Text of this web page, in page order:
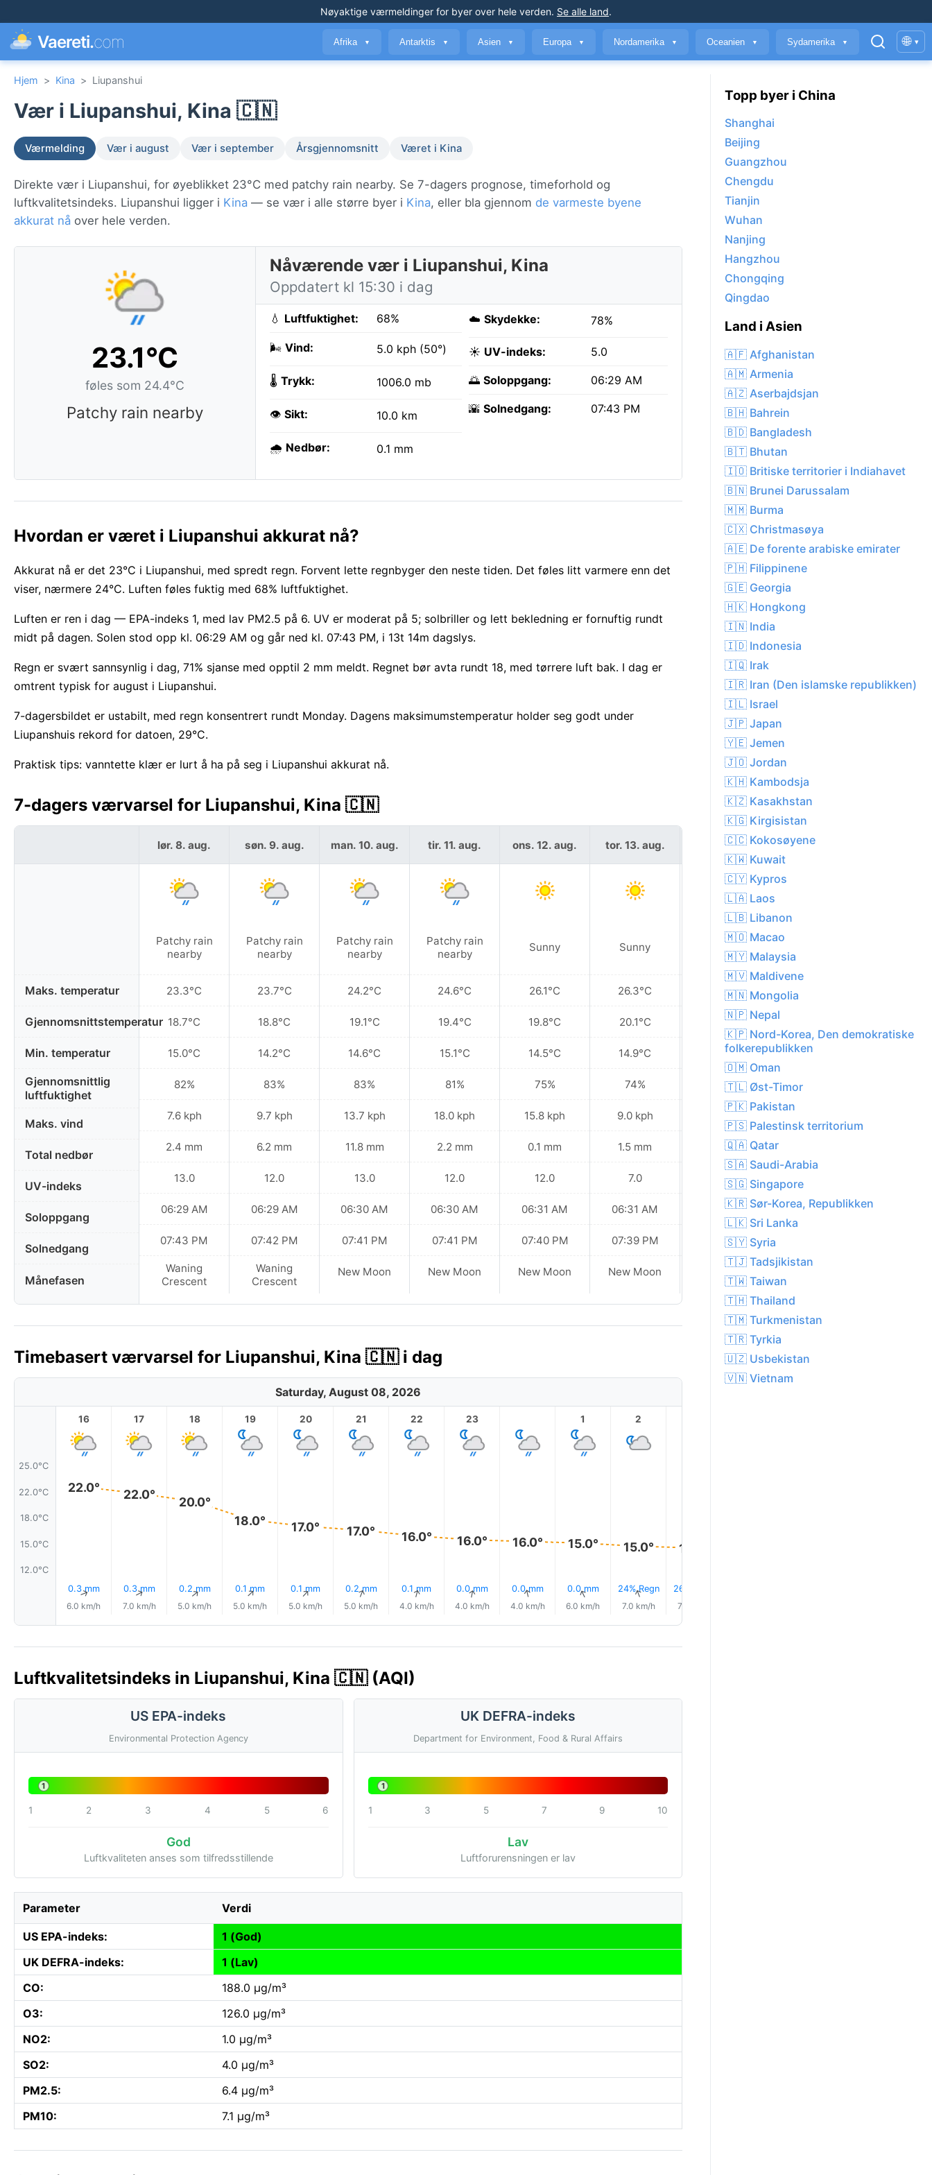
Nøyaktige værmeldinger for byer over hele verden. Se alle land.
Vaereti.com Afrika ▼ Antarktis ▼ Asien ▼ Europa ▼ Nordamerika ▼ Oceanien ▼ Sydamerika ▼ 🌐 ▾
Hjem > Kina > Liupanshui
Vær i Liupanshui, Kina 🇨🇳
Værmelding Vær i august Vær i september Årsgjennomsnitt Været i Kina
Direkte vær i Liupanshui, for øyeblikket 23°C med patchy rain nearby. Se 7-dagers prognose, timeforhold og
luftkvalitetsindeks. Liupanshui ligger i Kina — se vær i alle større byer i Kina, eller bla gjennom de varmeste byene
akkurat nå over hele verden.
23.1°C
føles som 24.4°C
Patchy rain nearby
Nåværende vær i Liupanshui, Kina
Oppdatert kl 15:30 i dag
💧 Luftfuktighet: 68%
🌬️ Vind: 5.0 kph (50°)
🌡️ Trykk: 1006.0 mb
👁️ Sikt: 10.0 km
🌧️ Nedbør: 0.1 mm
☁️ Skydekke: 78%
☀️ UV-indeks: 5.0
🌅 Soloppgang: 06:29 AM
🌇 Solnedgang: 07:43 PM
Hvordan er været i Liupanshui akkurat nå?
Akkurat nå er det 23°C i Liupanshui, med spredt regn. Forvent lette regnbyger den neste tiden. Det føles litt varmere enn det
viser, nærmere 24°C. Luften føles fuktig med 68% luftfuktighet.
Luften er ren i dag — EPA-indeks 1, med lav PM2.5 på 6. UV er moderat på 5; solbriller og lett bekledning er fornuftig rundt
midt på dagen. Solen stod opp kl. 06:29 AM og går ned kl. 07:43 PM, i 13t 14m dagslys.
Regn er svært sannsynlig i dag, 71% sjanse med opptil 2 mm meldt. Regnet bør avta rundt 18, med tørrere luft bak. I dag er
omtrent typisk for august i Liupanshui.
7-dagersbildet er ustabilt, med regn konsentrert rundt Monday. Dagens maksimumstemperatur holder seg godt under
Liupanshuis rekord for datoen, 29°C.
Praktisk tips: vanntette klær er lurt å ha på seg i Liupanshui akkurat nå.
7-dagers værvarsel for Liupanshui, Kina 🇨🇳
Maks. temperatur
Gjennomsnittstemperatur
Min. temperatur
Gjennomsnittlig
luftfuktighet
Maks. vind
Total nedbør
UV-indeks
Soloppgang
Solnedgang
Månefasen
lør. 8. aug.
Patchy rain
nearby
23.3°C
18.7°C
15.0°C
82%
7.6 kph
2.4 mm
13.0
06:29 AM
07:43 PM
Waning
Crescent
søn. 9. aug.
Patchy rain
nearby
23.7°C
18.8°C
14.2°C
83%
9.7 kph
6.2 mm
12.0
06:29 AM
07:42 PM
Waning
Crescent
man. 10. aug.
Patchy rain
nearby
24.2°C
19.1°C
14.6°C
83%
13.7 kph
11.8 mm
13.0
06:30 AM
07:41 PM
New Moon
tir. 11. aug.
Patchy rain
nearby
24.6°C
19.4°C
15.1°C
81%
18.0 kph
2.2 mm
12.0
06:30 AM
07:41 PM
New Moon
ons. 12. aug.
Sunny
26.1°C
19.8°C
14.5°C
75%
15.8 kph
0.1 mm
12.0
06:31 AM
07:40 PM
New Moon
tor. 13. aug.
Sunny
26.3°C
20.1°C
14.9°C
74%
9.0 kph
1.5 mm
7.0
06:31 AM
07:39 PM
New Moon
fre. 14. aug.
Patchy rain
nearby
19.1°C
16.9°C
14.4°C
89%
8.6 kph
9.1 mm
5.0
06:32 AM
07:38 PM
Waxing
Crescent
Timebasert værvarsel for Liupanshui, Kina 🇨🇳 i dag
Saturday, August 08, 2026
25.0°C
22.0°C
18.0°C
15.0°C
12.0°C
16
22.0°
0.3 mm
↑
6.0 km/h
17
22.0°
0.3 mm
↑
7.0 km/h
18
20.0°
0.2 mm
↑
5.0 km/h
19
18.0°
0.1 mm
↑
5.0 km/h
20
17.0°
0.1 mm
↑
5.0 km/h
21
17.0°
0.2 mm
↑
5.0 km/h
22
16.0°
0.1 mm
↑
4.0 km/h
23
16.0°
0.0 mm
↑
4.0 km/h
16.0°
0.0 mm
↑
4.0 km/h
1
15.0°
0.0 mm
↑
6.0 km/h
2
15.0°
24% Regn
↑
7.0 km/h
15.0°
26% Regn
7.0 km/h
Luftkvalitetsindeks in Liupanshui, Kina 🇨🇳 (AQI)
US EPA-indeks
Environmental Protection Agency
1
1 2 3 4 5 6
God
Luftkvaliteten anses som tilfredsstillende
UK DEFRA-indeks
Department for Environment, Food & Rural Affairs
1
1 3 5 7 9 10
Lav
Luftforurensningen er lav
Parameter Verdi
US EPA-indeks:
1 (God)
UK DEFRA-indeks:
1 (Lav)
CO:
188.0 µg/m³
O3:
126.0 µg/m³
NO2:
1.0 µg/m³
SO2:
4.0 µg/m³
PM2.5:
6.4 µg/m³
PM10:
7.1 µg/m³
Topp byer i China
Shanghai
Beijing
Guangzhou
Chengdu
Tianjin
Wuhan
Nanjing
Hangzhou
Chongqing
Qingdao
Land i Asien
🇦🇫 Afghanistan
🇦🇲 Armenia
🇦🇿 Aserbajdsjan
🇧🇭 Bahrein
🇧🇩 Bangladesh
🇧🇹 Bhutan
🇮🇴 Britiske territorier i Indiahavet
🇧🇳 Brunei Darussalam
🇲🇲 Burma
🇨🇽 Christmasøya
🇦🇪 De forente arabiske emirater
🇵🇭 Filippinene
🇬🇪 Georgia
🇭🇰 Hongkong
🇮🇳 India
🇮🇩 Indonesia
🇮🇶 Irak
🇮🇷 Iran (Den islamske republikken)
🇮🇱 Israel
🇯🇵 Japan
🇾🇪 Jemen
🇯🇴 Jordan
🇰🇭 Kambodsja
🇰🇿 Kasakhstan
🇰🇬 Kirgisistan
🇨🇨 Kokosøyene
🇰🇼 Kuwait
🇨🇾 Kypros
🇱🇦 Laos
🇱🇧 Libanon
🇲🇴 Macao
🇲🇾 Malaysia
🇲🇻 Maldivene
🇲🇳 Mongolia
🇳🇵 Nepal
🇰🇵 Nord-Korea, Den demokratiske
folkerepublikken
🇴🇲 Oman
🇹🇱 Øst-Timor
🇵🇰 Pakistan
🇵🇸 Palestinsk territorium
🇶🇦 Qatar
🇸🇦 Saudi-Arabia
🇸🇬 Singapore
🇰🇷 Sør-Korea, Republikken
🇱🇰 Sri Lanka
🇸🇾 Syria
🇹🇯 Tadsjikistan
🇹🇼 Taiwan
🇹🇭 Thailand
🇹🇲 Turkmenistan
🇹🇷 Tyrkia
🇺🇿 Usbekistan
🇻🇳 Vietnam